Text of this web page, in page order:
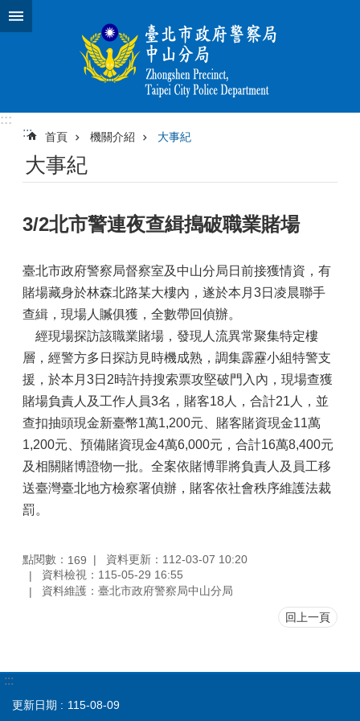
跳到主要內容區塊
:::
:::
首頁 機關介紹 大事紀
大事紀
3/2北市警連夜查緝搗破職業賭場
臺北市政府警察局督察室及中山分局日前接獲情資，有
賭場藏身於林森北路某大樓內，遂於本月3日凌晨聯手
查緝，現場人贓俱獲，全數帶回偵辦。
經現場探訪該職業賭場，發現人流異常聚集特定樓
層，經警方多日探訪見時機成熟，調集霹靂小組特警支
援，於本月3日2時許持搜索票攻堅破門入內，現場查獲
賭場負責人及工作人員3名，賭客18人，合計21人，並
查扣抽頭現金新臺幣1萬1,200元、賭客賭資現金11萬
1,200元、預備賭資現金4萬6,000元，合計16萬8,400元
及相關賭博證物一批。全案依賭博罪將負責人及員工移
送臺灣臺北地方檢察署偵辦，賭客依社會秩序維護法裁
罰。
點閱數： 169
資料更新：112-03-07 10:20
資料檢視：115-05-29 16:55
資料維護：臺北市政府警察局中山分局
回上一頁
:::
更新日期 115-08-09